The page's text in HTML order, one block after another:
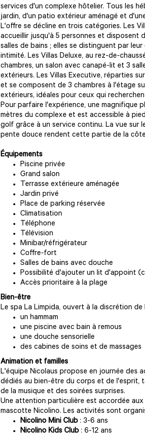
services d'un complexe hôtelier. Tous les
jardin, d'un patio extérieur aménagé et
L'offre se décline en trois catégories. Les
accueillir jusqu'à 5 personnes et disposent
salles de bains ; elles se distinguent par
intimité. Les Villas Deluxe, au rez-de-
chambres, un salon avec canapé-lit et 3
extérieurs. Les Villas Executive, réparties
et se composent de 3 chambres à l'étage
extérieurs, idéales pour ceux qui
Pour parfaire l'expérience, une magnifique
mètres du complexe et est accessible à
golf grâce à un service continu. La vue sur
pente douce rendent cette partie de la
Équipements
Piscine privée
Grand salon
Terrasse extérieure aménagée
Jardin privé
Place de parking réservée
Climatisation
Téléphone
Télévision
Minibar/réfrigérateur
Coffre-fort
Salles de bains avec douche
Possibilité d'ajouter un lit d'appoint
Accès prioritaire à la plage
Bien-être
Le spa La Limpida, ouvert à la discrétion
un hammam
une piscine avec bain à remous
une douche sensorielle
des cabines de soins et de massages
Animation et familles
L'équipe Nicolaus propose en journée des
dédiés au bien-être du corps et de l'esprit,
de la musique et des soirées surprises.
Une attention particulière est accordée
mascotte Nicolino. Les activités sont
Nicolino Mini Club : 3-6 ans
Nicolino Kids Club : 6-12 ans